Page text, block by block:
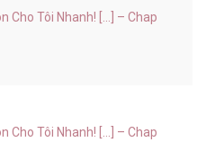
Cho Tôi Nhanh! [...] – Chap
Cho Tôi Nhanh! [...] – Chap